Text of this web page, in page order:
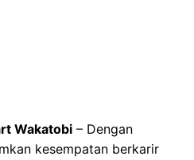
Wakatobi – Dengan
kesempatan berkarir